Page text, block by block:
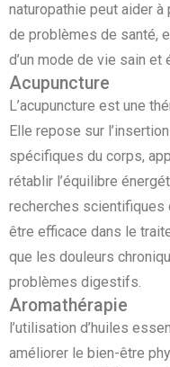
naturopathie peut aider à
de problèmes de santé,
d’un mode de vie sain et
Acupuncture
L’acupuncture est une
Elle repose sur
spécifiques du corps,
rétablir l’équilibre
recherches scientifiques
être efficace dans le
que les douleurs
problèmes digestifs.
Aromathérapie
l’utilisation d’huiles
améliorer le bien-être